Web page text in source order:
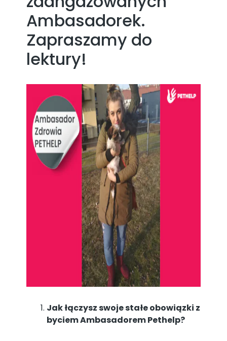
Ambasadorek.
Zapraszamy do
lektury!
Jak łączysz swoje stałe obowiązki z
byciem Ambasadorem Pethelp?